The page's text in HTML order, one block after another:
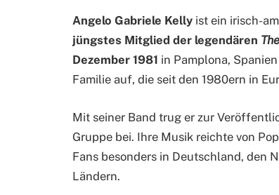
Angelo Gabriele Kelly ist ein irisch-
jüngstes Mitglied der legendären
Dezember 1981 in Pamplona,
Familie auf, die seit den 1980ern in
Mit seiner Band trug er zur
Gruppe bei. Ihre Musik reichte von
Fans besonders in Deutschland, den
Ländern.